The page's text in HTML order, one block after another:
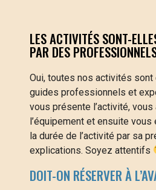
LES ACTIVITÉS SONT-
PAR DES
Oui, toutes nos activités sont
guides professionnels et
vous présente l’activité,
l’équipement et ensuite vous
la durée de l’activité par sa
explications. Soyez attentifs
DOIT-ON RÉSERVER À